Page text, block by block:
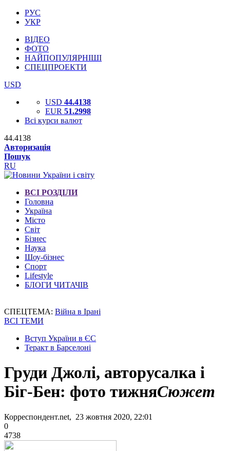
РУС
УКР
ВІДЕО
ФОТО
НАЙПОПУЛЯРНІШІ
СПЕЦПРОЕКТИ
USD
USD 44.4138
EUR 51.2998
Всі курси валют
44.4138
Авторизація
Пошук
RU
ВСІ РОЗДІЛИ
Головна
Україна
Місто
Світ
Бізнес
Наука
Шоу-бізнес
Спорт
Lifestyle
БЛОГИ ЧИТАЧІВ
СПЕЦТЕМА: Війна в Ірані
ВСІ ТЕМИ
Вступ України в ЄС
Теракт в Барселоні
Груди Джолі, авторусалка і
Біг-Бен: фото тижняСюжет
Корреспондент.net, 23 жовтня 2020, 22:01
0
4738